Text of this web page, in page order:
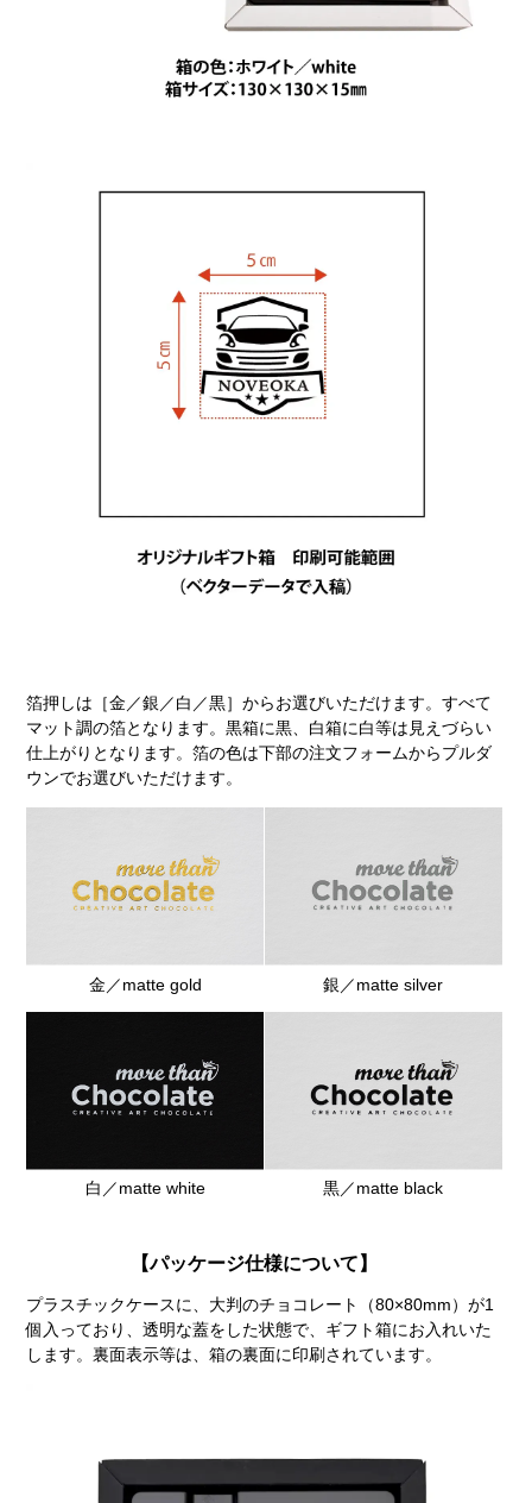
箔押しは［金／銀／白／黒］からお選びいただけます。すべて
マット調の箔となります。黒箱に黒、白箱に白等は見えづらい
仕上がりとなります。箔の色は下部の注文フォームからプルダ
ウンでお選びいただけます。
金／matte gold 銀／matte silver
白／matte white 黒／matte black
【パッケージ仕様について】
プラスチックケースに、大判のチョコレート（80×80mm）が1
個入っており、透明な蓋をした状態で、ギフト箱にお入れいた
します。裏面表示等は、箱の裏面に印刷されています。